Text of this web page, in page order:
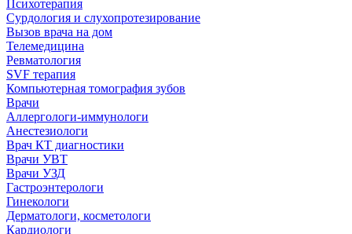
Психотерапия
Сурдология и слухопротезирование
Вызов врача на дом
Телемедицина
Ревматология
SVF терапия
Компьютерная томография зубов
Врачи
Аллергологи-иммунологи
Анестезиологи
Врач КТ диагностики
Врачи УВТ
Врачи УЗД
Гастроэнтерологи
Гинекологи
Дерматологи, косметологи
Кардиологи